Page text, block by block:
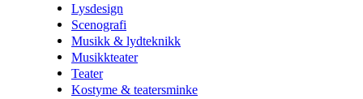
Lysdesign
Scenografi
Musikk & lydteknikk
Musikkteater
Teater
Kostyme & teatersminke